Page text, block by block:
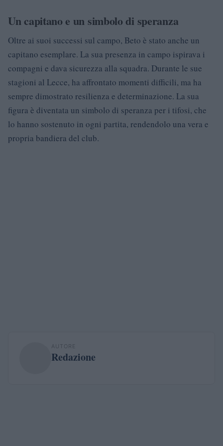
Un capitano e un simbolo di speranza
Oltre ai suoi successi sul campo, Beto è stato anche un
capitano esemplare. La sua presenza in campo ispirava i
compagni e dava sicurezza alla squadra. Durante le sue
stagioni al Lecce, ha affrontato momenti difficili, ma ha
sempre dimostrato resilienza e determinazione. La sua
figura è diventata un simbolo di speranza per i tifosi, che
lo hanno sostenuto in ogni partita, rendendolo una vera e
propria bandiera del club.
AUTORE
Redazione